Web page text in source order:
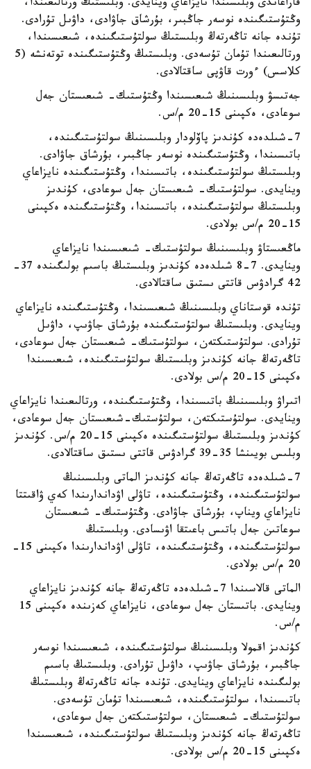
قاراعاندى وبلىسىندا نايزاعاي وينايدى. وبلىستىڭ ورتالىعىندا،
وڭتۇستىگىندە نوسەر جاڭبىر، بۇرشاق جاۋادى، داۋىل تۇرادى.
تۇندە جانە تاڭەرتەڭ وبلىستىڭ سولتۇستىگىندە، شىعىسىندا،
ورتالىعىندا تۇمان تۇسەدى. وبلىستىڭ وڭتۇستىگىندە توتەنشە (5
كلاسس) ءورت قاۋپى ساقتالادى.
جەتىسۋ وبلىسىنىڭ شىعىسىندا وڭتۇستىك- شىعىستان جەل
سوعادى، ەكپىنى 15-20 م/س.
7-شىلدەدە كۇندىز پاۆلودار وبلىسىنىڭ سولتۇستىگىندە،
باتىسىندا، وڭتۇستىگىندە نوسەر جاڭبىر، بۇرشاق جاۋادى.
وبلىستىڭ سولتۇستىگىندە، باتىسىندا، وڭتۇستىگىندە نايزاعاي
وينايدى. سولتۇستىك- شىعىستان جەل سوعادى، كۇندىز
وبلىستىڭ سولتۇستىگىندە، باتىسىندا، وڭتۇستىگىندە ەكپىنى
15-20 م/س بولادى.
ماڭعىستاۋ وبلىسىنىڭ سولتۇستىك- شىعىسىندا نايزاعاي
وينايدى. 7-8 شىلدەدە كۇندىز وبلىستىڭ باسىم بولىگىندە 37-
42 گرادۋس قاتتى ىستىق ساقتالادى.
تۇندە قوستاناي وبلىسىنىڭ شىعىسىندا، وڭتۇستىگىندە نايزاعاي
وينايدى. وبلىستىڭ سولتۇستىگىندە بۇرشاق جاۋىپ، داۋىل
تۇرادى. سولتۇستىكتەن، سولتۇستىك- شىعىستان جەل سوعادى،
تاڭەرتەڭ جانە كۇندىز وبلىستىڭ سولتۇستىگىندە، شىعىسىندا
ەكپىنى 15-20 م/س بولادى.
اتىراۋ وبلىسىنىڭ باتىسىندا، وڭتۇستىگىندە، ورتالىعىندا نايزاعاي
وينايدى. سولتۇستىكتەن، سولتۇستىك-شىعىستان جەل سوعادى،
كۇندىز وبلىستىڭ سولتۇستىگىندە ەكپىنى 15-20 م/س. كۇندىز
وبلىس بويىنشا 35-39 گرادۋس قاتتى ىستىق ساقتالادى.
7-شىلدەدە تاڭەرتەڭ جانە كۇندىز الماتى وبلىسىنىڭ
سولتۇستىگىندە، وڭتۇستىگىندە، تاۋلى اۋداندارىندا كەي ۋاقىتتا
نايزاعاي ويناپ، بۇرشاق جاۋادى. وڭتۇستىك- شىعىستان
سوعاتىن جەل باتىس باعىتقا اۋىسادى. وبلىستىڭ
سولتۇستىگىندە، وڭتۇستىگىندە، تاۋلى اۋداندارىندا ەكپىنى 15-
20 م/س بولادى.
الماتى قالاسىندا 7-شىلدەدە تاڭەرتەڭ جانە كۇندىز نايزاعاي
وينايدى. باتىستان جەل سوعادى، نايزاعاي كەزىندە ەكپىنى 15
م/س.
كۇندىز اقمولا وبلىسىنىڭ سولتۇستىگىندە، شىعىسىندا نوسەر
جاڭبىر، بۇرشاق جاۋىپ، داۋىل تۇرادى. وبلىستىڭ باسىم
بولىگىندە نايزاعاي وينايدى. تۇندە جانە تاڭەرتەڭ وبلىستىڭ
باتىسىندا، سولتۇستىگىندە، شىعىسىندا تۇمان تۇسەدى.
سولتۇستىك- شىعىستان، سولتۇستىكتەن جەل سوعادى،
تاڭەرتەڭ جانە كۇندىز وبلىستىڭ سولتۇستىگىندە، شىعىسىندا
ەكپىنى 15-20 م/س بولادى.